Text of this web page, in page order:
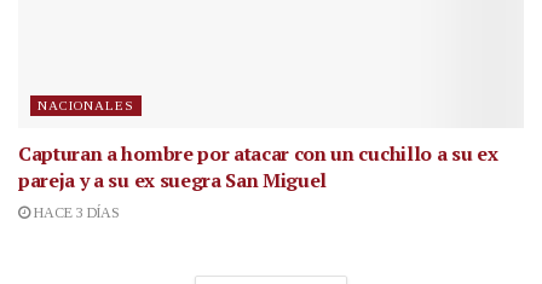
NACIONALES
Capturan a hombre por atacar con un cuchillo a su ex
pareja y a su ex suegra San Miguel
HACE 3 DÍAS